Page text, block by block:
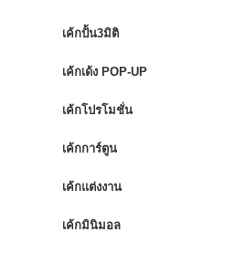
เค้กปั้น3มิติ
เค้กเด้ง POP-UP
เค้กโปรโมชั่น
เค้กการ์ตูน
เค้กแต่งงาน
เค้กมินิมอล